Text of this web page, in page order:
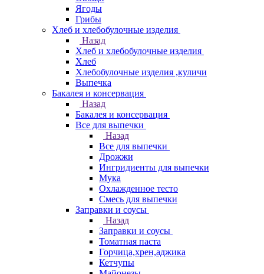
Ягоды
Грибы
Хлеб и хлебобулочные изделия
Назад
Хлеб и хлебобулочные изделия
Хлеб
Хлебобулочные изделия ,куличи
Выпечка
Бакалея и консервация
Назад
Бакалея и консервация
Все для выпечки
Назад
Все для выпечки
Дрожжи
Ингридиенты для выпечки
Мука
Охлажденное тесто
Смесь для выпечки
Заправки и соусы
Назад
Заправки и соусы
Томатная паста
Горчица,хрен,аджика
Кетчупы